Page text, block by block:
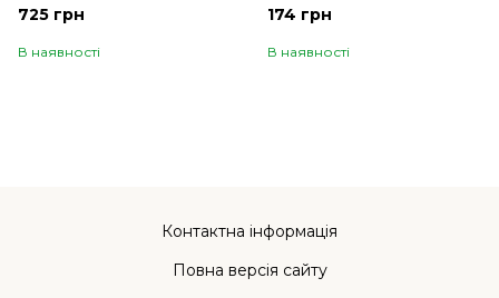
725 грн
В наявності
174 грн
В наявності
Контактна інформація
Повна версія сайту